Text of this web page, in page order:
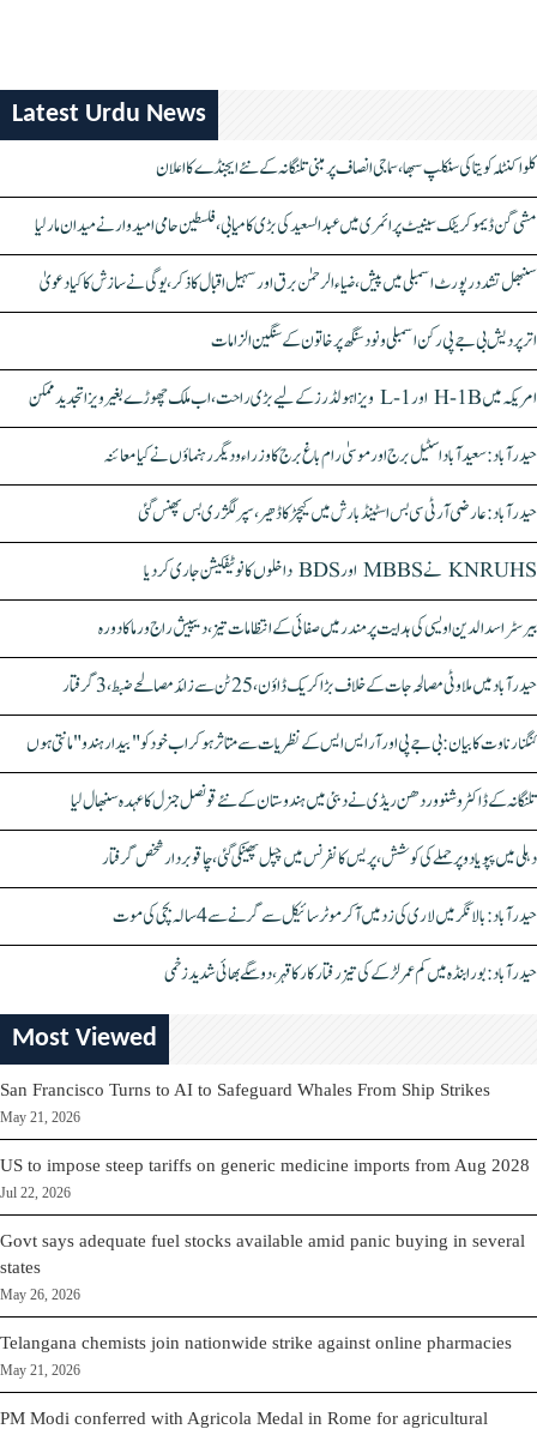
Latest Urdu News
کلواکنٹلہ کویتا کی سنکلپ سبھا، سماجی انصاف پر مبنی تلنگانہ کے نئے ایجنڈے کا اعلان
مشی گن ڈیموکریٹک سینیٹ پرائمری میں عبدالسعید کی بڑی کامیابی، فلسطین حامی امیدوار نے میدان مار لیا
سنبھل تشدد رپورٹ اسمبلی میں پیش، ضیاء الرحمٰن برق اور سہیل اقبال کا ذکر، یوگی نے سازش کا کیا دعویٰ
اتر پردیش بی جے پی رکن اسمبلی ونود سنگھ پر خاتون کے سنگین الزامات
امریکہ میں H-1B اور L-1 ویزا ہولڈرز کے لیے بڑی راحت، اب ملک چھوڑے بغیر ویزا تجدید ممکن
حیدرآباد: سعیدآباد اسٹیل برج اور موسیٰ رام باغ برج کا وزراء و دیگر رہنماؤں نے کیا معائنہ
حیدرآباد: عارضی آر ٹی سی بس اسٹینڈ بارش میں کیچڑ کا ڈھیر، سپر لگژری بس پھنس گئی
KNRUHS نے MBBS اور BDS داخلوں کا نوٹیفکیشن جاری کر دیا
بیرسٹر اسدالدین اویسی کی ہدایت پر مندر میں صفائی کے انتظامات تیز، دیپیش راج ورما کا دورہ
حیدرآباد میں ملاوٹی مصالحہ جات کے خلاف بڑا کریک ڈاؤن، 25 ٹن سے زائد مصالحے ضبط، 3 گرفتار
کنگنا رناوت کا بیان: بی جے پی اور آر ایس ایس کے نظریات سے متاثر ہو کر اب خود کو "بیدار ہندو" مانتی ہوں
تلنگانہ کے ڈاکٹر وشنو وردھن ریڈی نے دبئی میں ہندوستان کے نئے قونصل جنرل کا عہدہ سنبھال لیا
دہلی میں پپو یادو پر حملے کی کوشش، پریس کانفرنس میں چپل پھینکی گئی، چاقو بردار شخص گرفتار
حیدرآباد: بالا نگر میں لاری کی زد میں آکر موٹرسائیکل سے گرنے سے 4 سالہ بچی کی موت
حیدرآباد: بورابنڈہ میں کم عمر لڑکے کی تیز رفتار کار کا قہر، دو سگے بھائی شدید زخمی
Most Viewed
San Francisco Turns to AI to Safeguard Whales From Ship Strikes
May 21, 2026
US to impose steep tariffs on generic medicine imports from Aug 2028
Jul 22, 2026
Govt says adequate fuel stocks available amid panic buying in several
states
May 26, 2026
Telangana chemists join nationwide strike against online pharmacies
May 21, 2026
PM Modi conferred with Agricola Medal in Rome for agricultural